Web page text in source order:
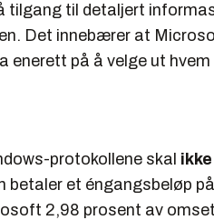
tilgang til detaljert
Det innebærer at
enerett på å velge ut
protokollene skal
betaler et éngangsbeløp
2,98 prosent av